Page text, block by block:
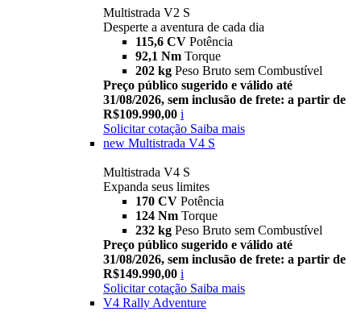
Multistrada V2 S
Desperte a aventura de cada dia
115,6 CV Potência
92,1 Nm Torque
202 kg Peso Bruto sem Combustível
Preço público sugerido e válido até
31/08/2026, sem inclusão de frete: a partir de
R$109.990,00 i
Solicitar cotação Saiba mais
new Multistrada V4 S
Multistrada V4 S
Expanda seus limites
170 CV Potência
124 Nm Torque
232 kg Peso Bruto sem Combustível
Preço público sugerido e válido até
31/08/2026, sem inclusão de frete: a partir de
R$149.990,00 i
Solicitar cotação Saiba mais
V4 Rally Adventure